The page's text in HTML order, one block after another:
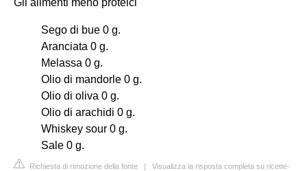
Gli alimenti meno proteici
Sego di bue 0 g.
Aranciata 0 g.
Melassa 0 g.
Olio di mandorle 0 g.
Olio di oliva 0 g.
Olio di arachidi 0 g.
Whiskey sour 0 g.
Sale 0 g.
Richiesta di rimozione della fonte | Visualizza la risposta completa su ricette-